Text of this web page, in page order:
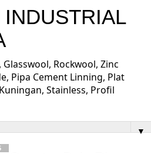
Rockwool, Zinc
Pipa Cement Linning, Plat
Stainless, Profil
▼